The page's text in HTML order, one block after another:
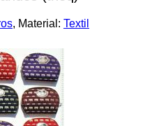
, Material: Textil